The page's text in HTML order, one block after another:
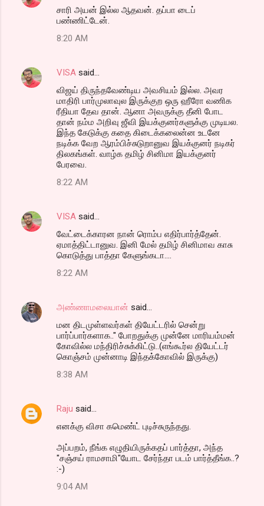
சாரி அயன் இல்ல ஆதவன். தப்பா டைப்
பண்ணிட்டேன்.
8:20 AM
VISA said…
விஜய் திருந்தவேண்டிய அவசியம் இல்ல. அவர
மாதிரி பார்முலாவுல இருக்குற ஒரு ஹீரோ வணிக
ரீதியா தேவ தான். ஆனா அவருக்கு தீனி போட
தான் நம்ம அறிவு ஜீவி இயக்குனர்களுக்கு முடியல.
இந்த கேடுக்கு கதை கிடைக்கலைன்ன உடனே
நடிக்க வேற ஆரம்பிச்சுடுறானுவ இயக்குனர் நடிகர்
திலகங்கள். வாழ்க தமிழ் சினிமா இயக்குனர்
பேரவை.
8:22 AM
VISA said…
வேட்டைக்காரன நான் ரொம்ப எதிர்பார்த்தேன்.
ஏமாத்திட்டானுவ. இனி மேல் தமிழ் சினிமாவ காசு
கொடுத்து பாத்தா கேளுங்கடா....
8:22 AM
அண்ணாமலையான் said…
மன திடமுள்ளவர்கள் தியேட்டரில் சென்று
பார்ப்பார்களாக.." போறதுக்கு முன்னே மாரியம்மன்
கோவில்ல மந்திரிச்சுக்கிட்டு..(எங்கூர்ல தியேட்டர்
கொஞ்சம் முன்னாடி இந்தக்கோவில் இருக்கு)
8:38 AM
Raju said…
எனக்கு விசா கமெண்ட் புடிச்சுருந்தது.
அப்பறம், நீங்க எழுதியிருக்கதப் பார்த்தா, அந்த
"சஞ்சய் ராமசாமி"யோட சேர்ந்தா படம் பார்த்தீங்க..?
:-)
9:04 AM